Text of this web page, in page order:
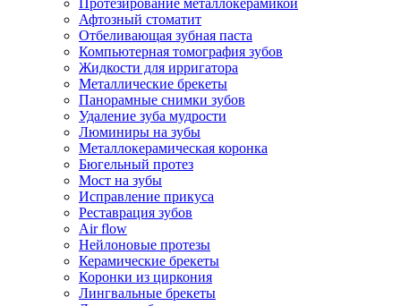
Протезирование металлокерамикой
Афтозный стоматит
Отбеливающая зубная паста
Компьютерная томография зубов
Жидкости для ирригатора
Металлические брекеты
Панорамные снимки зубов
Удаление зуба мудрости
Люминиры на зубы
Металлокерамическая коронка
Бюгельный протез
Мост на зубы
Исправление прикуса
Реставрация зубов
Air flow
Нейлоновые протезы
Керамические брекеты
Коронки из циркония
Лингвальные брекеты